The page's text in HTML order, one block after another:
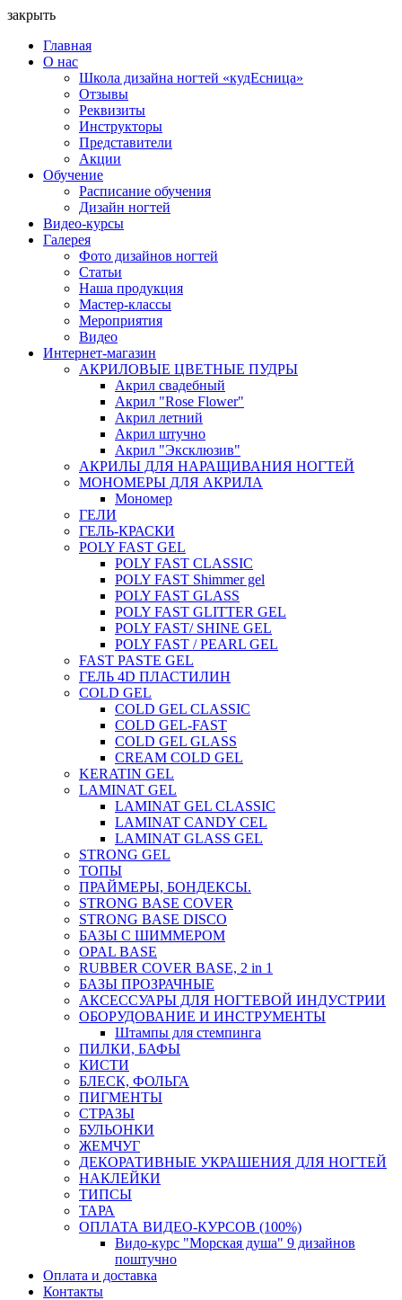
закрыть
Главная
О нас
Школа дизайна ногтей «кудЕсница»
Отзывы
Реквизиты
Инструкторы
Представители
Акции
Обучение
Расписание обучения
Дизайн ногтей
Видео-курсы
Галерея
Фото дизайнов ногтей
Статьи
Наша продукция
Мастер-классы
Мероприятия
Видео
Интернет-магазин
АКРИЛОВЫЕ ЦВЕТНЫЕ ПУДРЫ
Акрил свадебный
Акрил "Rose Flower"
Акрил летний
Акрил штучно
Акрил "Эксклюзив"
АКРИЛЫ ДЛЯ НАРАЩИВАНИЯ НОГТЕЙ
МОНОМЕРЫ ДЛЯ АКРИЛА
Мономер
ГЕЛИ
ГЕЛЬ-КРАСКИ
POLY FAST GEL
POLY FAST CLASSIC
POLY FAST Shimmer gel
POLY FAST GLASS
POLY FAST GLITTER GEL
POLY FAST/ SHINE GEL
POLY FAST / PEARL GEL
FAST PASTE GEL
ГЕЛЬ 4D ПЛАСТИЛИН
COLD GEL
COLD GEL CLASSIC
COLD GEL-FAST
COLD GEL GLASS
CREAM COLD GEL
KERATIN GEL
LAMINAT GEL
LAMINAT GEL CLASSIС
LAMINAT CANDY CEL
LAMINAT GLASS GEL
STRONG GEL
ТОПЫ
ПРАЙМЕРЫ, БОНДЕКСЫ.
STRONG BASE COVER
STRONG BASE DISCO
БАЗЫ С ШИММЕРОМ
OPAL BASE
RUBBER COVER BASE, 2 in 1
БАЗЫ ПРОЗРАЧНЫЕ
АКСЕССУАРЫ ДЛЯ НОГТЕВОЙ ИНДУСТРИИ
ОБОРУДОВАНИЕ И ИНСТРУМЕНТЫ
Штампы для стемпинга
ПИЛКИ, БАФЫ
КИСТИ
БЛЕСК, ФОЛЬГА
ПИГМЕНТЫ
СТРАЗЫ
БУЛЬОНКИ
ЖЕМЧУГ
ДЕКОРАТИВНЫЕ УКРАШЕНИЯ ДЛЯ НОГТЕЙ
НАКЛЕЙКИ
ТИПСЫ
ТАРА
ОПЛАТА ВИДЕО-КУРСОВ (100%)
Видо-курс "Морская душа" 9 дизайнов
поштучно
Оплата и доставка
Контакты